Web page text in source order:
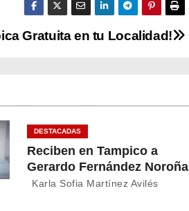
Gratuita en tu Localidad!
DESTACADAS
Reciben en Tampico a
Gerardo Fernández Noroña
Karla Sofia Martínez Avilés